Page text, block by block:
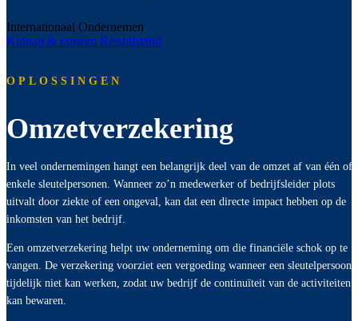
Internationaal Ondernemen
Kidnap & ransom Reisbijstand
OPLOSSINGEN
Omzetverzekering
In veel ondernemingen hangt een belangrijk deel van de omzet af van één of
enkele sleutelpersonen. Wanneer zo’n medewerker of bedrijfsleider plots
uitvalt door ziekte of een ongeval, kan dat een directe impact hebben op de
inkomsten van het bedrijf.
Een omzetverzekering helpt uw onderneming om die financiële schok op te
vangen. De verzekering voorziet een vergoeding wanneer een sleutelpersoon
tijdelijk niet kan werken, zodat uw bedrijf de continuïteit van de activiteiten
kan bewaren.